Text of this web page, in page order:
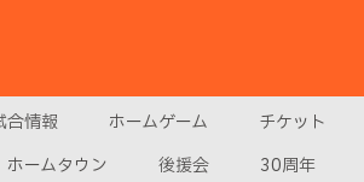
合情報 ホームゲーム
チケット
ホームタウン 後援会 30周年